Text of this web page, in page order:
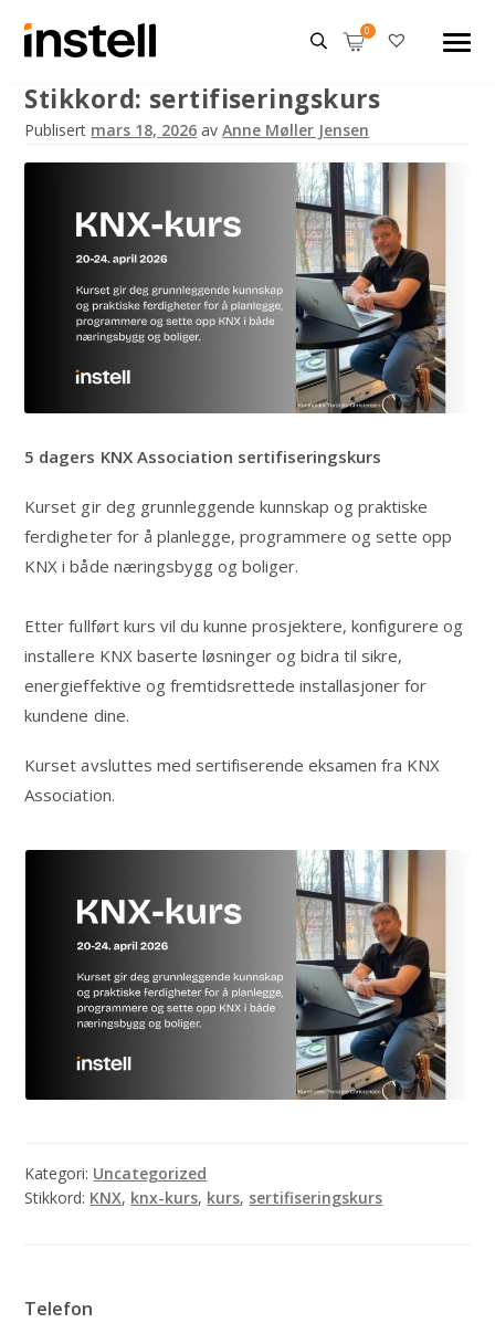
Stikkord: sertifiseringskurs
Publisert mars 18, 2026 avAnne Møller Jensen
5 dagers KNX Association sertifiseringskurs
Kurset gir deg grunnleggende kunnskap og praktiske
ferdigheter for å planlegge, programmere og sette opp
KNX i både næringsbygg og boliger.
Etter fullført kurs vil du kunne prosjektere, konfigurere og
installere KNX baserte løsninger og bidra til sikre,
energieffektive og fremtidsrettede installasjoner for
kundene dine.
Kurset avsluttes med sertifiserende eksamen fra KNX
Association.
Kategori: Uncategorized
Stikkord: KNX, knx-kurs, kurs, sertifiseringskurs
Telefon